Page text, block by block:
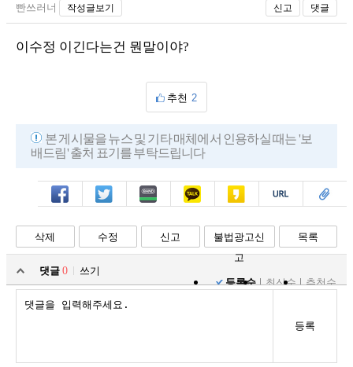
빤쓰러너
작성글보기 신고 댓글
이수정 이긴다는건 뭔말이야?
추천 2
본 게시물을 뉴스 및 기타 매체에서 인용하실 때는 '보
배드림' 출처 표기를 부탁드립니다
페북 트윗 밴드 카톡 카스 복사 스크랩
삭제 수정 신고
불법광고신
고
목록
댓글 0
쓰기
등록순
최신순 추천순
등록